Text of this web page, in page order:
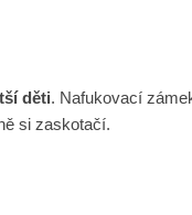
děti. Nafukovací
si zaskotačí.